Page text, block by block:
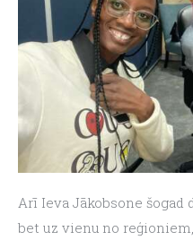
Arī Ieva Jākobsone šogad
bet uz vienu no